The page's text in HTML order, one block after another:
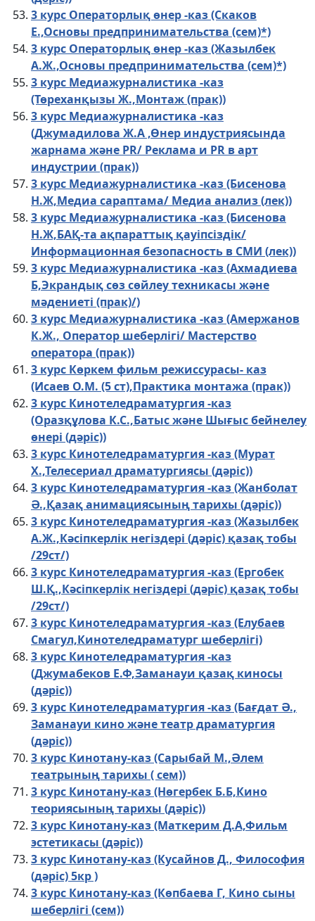
3 курс Операторлық өнер -каз (Скаков
Е.,Основы предпринимательства (сем)*)
3 курс Операторлық өнер -каз (Жазылбек
А.Ж.,Основы предпринимательства (сем)*)
3 курс Медиажурналистика -каз
(Төреханқызы Ж.,Монтаж (прак))
3 курс Медиажурналистика -каз
(Джумадилова Ж.А ,Өнер индустриясында
жарнама және PR/ Реклама и PR в арт
индустрии (прак))
3 курс Медиажурналистика -каз (Бисенова
Н.Ж,Медиа сараптама/ Медиа анализ (лек))
3 курс Медиажурналистика -каз (Бисенова
Н.Ж,БАҚ-та ақпараттық қауіпсіздік/
Информационная безопасность в СМИ (лек))
3 курс Медиажурналистика -каз (Ахмадиева
Б,Экрандық сөз сөйлеу техникасы және
мәдениеті (прак)/)
3 курс Медиажурналистика -каз (Амержанов
К.Ж., Оператор шеберлігі/ Мастерство
оператора (прак))
3 курс Көркем фильм режиссурасы- каз
(Исаев О.М. (5 ст),Практика монтажа (прак))
3 курс Кинотеледраматургия -каз
(Оразқұлова К.С.,Батыс және Шығыс бейнелеу
өнері (дәріс))
3 курс Кинотеледраматургия -каз (Мурат
Х.,Телесериал драматургиясы (дәріс))
3 курс Кинотеледраматургия -каз (Жанболат
Ә.,Қазақ анимациясының тарихы (дәріс))
3 курс Кинотеледраматургия -каз (Жазылбек
А.Ж.,Кәсіпкерлік негіздері (дәріс) қазақ тобы
/29ст/)
3 курс Кинотеледраматургия -каз (Ергобек
Ш.Қ.,Кәсіпкерлік негіздері (дәріс) қазақ тобы
/29ст/)
3 курс Кинотеледраматургия -каз (Елубаев
Смагул,Кинотеледраматург шеберлігі)
3 курс Кинотеледраматургия -каз
(Джумабеков Е.Ф,Заманауи қазақ киносы
(дәріс))
3 курс Кинотеледраматургия -каз (Бағдат Ә.,
Заманауи кино және театр драматургия
(дәріс))
3 курс Кинотану-каз (Сарыбай М.,Әлем
театрының тарихы ( сем))
3 курс Кинотану-каз (Нөгербек Б.Б,Кино
теориясының тарихы (дәріс))
3 курс Кинотану-каз (Маткерим Д.А,Фильм
эстетикасы (дәріс))
3 курс Кинотану-каз (Кусайнов Д., Философия
(дәріс) 5кр )
3 курс Кинотану-каз (Көпбаева Г, Кино сыны
шеберлігі (сем))